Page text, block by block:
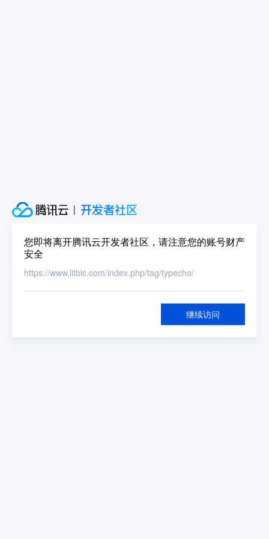
您即将离开腾讯云开发者社区，请注意您的账号财产
安全
https://www.litblc.com/index.php/tag/typecho/
继续访问